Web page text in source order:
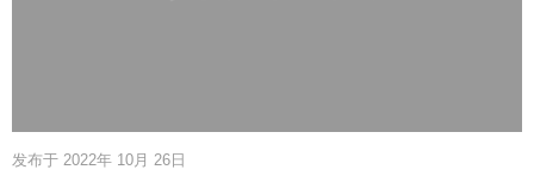
发布于 2022年 10月 26日